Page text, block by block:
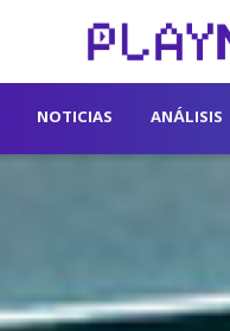
NOTICIAS ANÁLISIS